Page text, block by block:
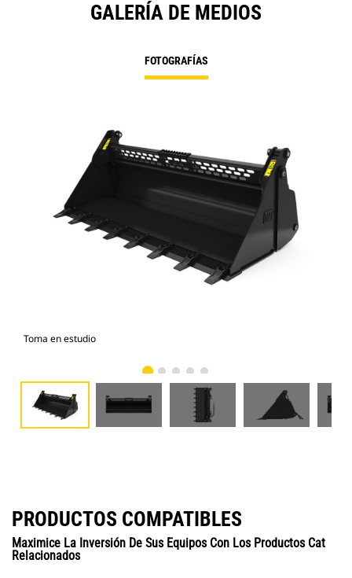
GALERÍA DE MEDIOS
FOTOGRAFÍAS
Toma en estudio
PRODUCTOS COMPATIBLES
Maximice La Inversión De Sus Equipos Con Los Productos Cat
Relacionados